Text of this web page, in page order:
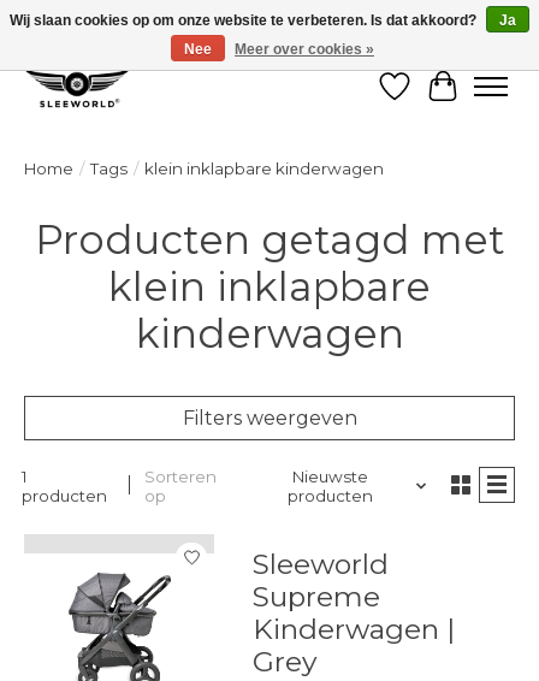
Verlanglijst
Home / Tags / klein inklapbare kinderwagen
Producten getagd met
klein inklapbare
kinderwagen
Filters weergeven
1
producten
Sorteren
op
Nieuwste
producten
Sleeworld
Supreme
Kinderwagen |
Grey
Wij slaan cookies op om onze website te verbeteren. Is dat akkoord?
Ja
Nee
Meer over cookies »